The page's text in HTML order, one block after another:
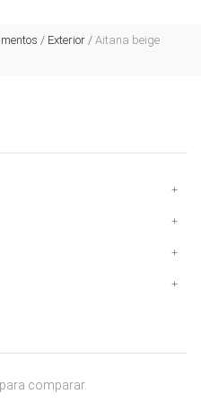
/ Exterior / Aitana beige
comparar.